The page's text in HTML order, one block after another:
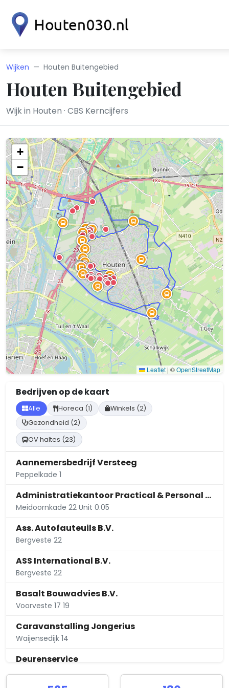
Wijken Houten Buitengebied
Houten Buitengebied
Wijk in Houten · CBS Kerncijfers
+
−
Leaflet | ©OpenStreetMap
Bedrijven op de kaart
Alle Horeca (1)
Winkels (2)
Gezondheid (2)
OV haltes (23)
Aannemersbedrijf Versteeg
Peppelkade 1
Administratiekantoor Practical & Personal V.O.F.
Meidoornkade 22 Unit 0.05
Ass. Autofauteuils B.V.
Bergveste 22
ASS International B.V.
Bergveste 22
Basalt Bouwadvies B.V.
Voorveste 17 19
Caravanstalling Jongerius
Waijensedijk 14
Deurenservice